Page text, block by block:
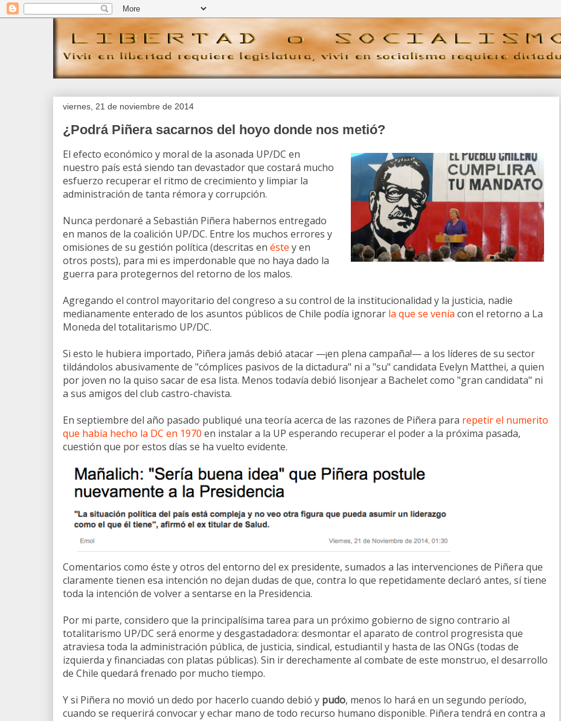
viernes, 21 de noviembre de 2014
¿Podrá Piñera sacarnos del hoyo donde nos metió?
El efecto económico y moral de la asonada UP/DC en
nuestro país está siendo tan devastador que costará mucho
esfuerzo recuperar el ritmo de crecimiento y limpiar la
administración de tanta rémora y corrupción.
Nunca perdonaré a Sebastián Piñera habernos entregado
en manos de la coalición UP/DC. Entre los muchos errores y
omisiones de su gestión política (descritas en éste y en
otros posts), para mi es imperdonable que no haya dado la
guerra para protegernos del retorno de los malos.
Agregando el control mayoritario del congreso a su control de la institucionalidad y la justicia, nadie
medianamente enterado de los asuntos públicos de Chile podía ignorar la que se venía con el retorno a La
Moneda del totalitarismo UP/DC.
Si esto le hubiera importado, Piñera jamás debió atacar —¡en plena campaña!— a los líderes de su sector
tildándolos abusivamente de "cómplices pasivos de la dictadura" ni a "su" candidata Evelyn Matthei, a quien
por joven no la quiso sacar de esa lista. Menos todavía debió lisonjear a Bachelet como "gran candidata" ni
a sus amigos del club castro-chavista.
En septiembre del año pasado publiqué una teoría acerca de las razones de Piñera para repetir el numerito
que había hecho la DC en 1970 en instalar a la UP esperando recuperar el poder a la próxima pasada,
cuestión que por estos días se ha vuelto evidente.
Comentarios como éste y otros del entorno del ex presidente, sumados a las intervenciones de Piñera que
claramente tienen esa intención no dejan dudas de que, contra lo que repetidamente declaró antes, sí tiene
toda la intención de volver a sentarse en la Presidencia.
Por mi parte, considero que la principalísima tarea para un próximo gobierno de signo contrario al
totalitarismo UP/DC será enorme y desgastadadora: desmontar el aparato de control progresista que
atraviesa toda la administración pública, de justicia, sindical, estudiantil y hasta de las ONGs (todas de
izquierda y financiadas con platas públicas). Sin ir derechamente al combate de este monstruo, el desarrollo
de Chile quedará frenado por mucho tiempo.
Y si Piñera no movió un dedo por hacerlo cuando debió y pudo, menos lo hará en un segundo período,
cuando se requerirá convocar y echar mano de todo recurso humano disponible. Piñera tendrá en contra a